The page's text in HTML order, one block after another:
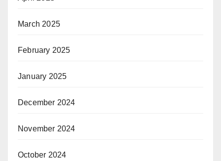
March 2025
February 2025
January 2025
December 2024
November 2024
October 2024